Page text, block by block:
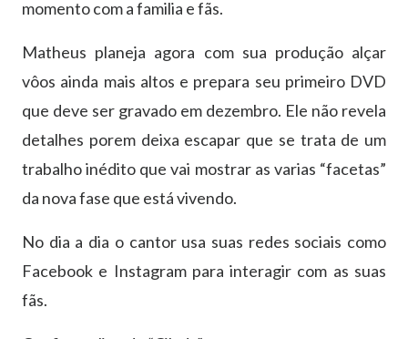
momento com a familia e fãs.
Matheus planeja agora com sua produção alçar
vôos ainda mais altos e prepara seu primeiro DVD
que deve ser gravado em dezembro. Ele não revela
detalhes porem deixa escapar que se trata de um
trabalho inédito que vai mostrar as varias “facetas”
da nova fase que está vivendo.
No dia a dia o cantor usa suas redes sociais como
Facebook e Instagram para interagir com as suas
fãs.